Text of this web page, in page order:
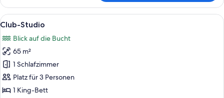
anzeigen
Suite,
King
City
View,
Lounge
Access
Alle
Fotos
für
Club-
Studio
anzeigen
Ein modernes Badezimmer mit
5
Club-Studio
Blick auf die Bucht
65 m²
1 Schlafzimmer
Platz für 3 Personen
1 King-Bett